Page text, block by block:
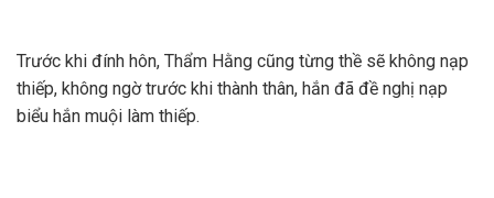
Trước khi đính hôn, Thẩm Hằng cũng từng thề sẽ không nạp
thiếp, không ngờ trước khi thành thân, hắn đã đề nghị nạp
biểu hắn muội làm thiếp.